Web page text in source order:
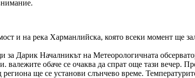
и на река Харманлийска, която всеки момент ще
за Дарик Началникът на Метеорологичната
валежите обаче се очаква да спрат още тази вечер.
ще се установи слънчево време.